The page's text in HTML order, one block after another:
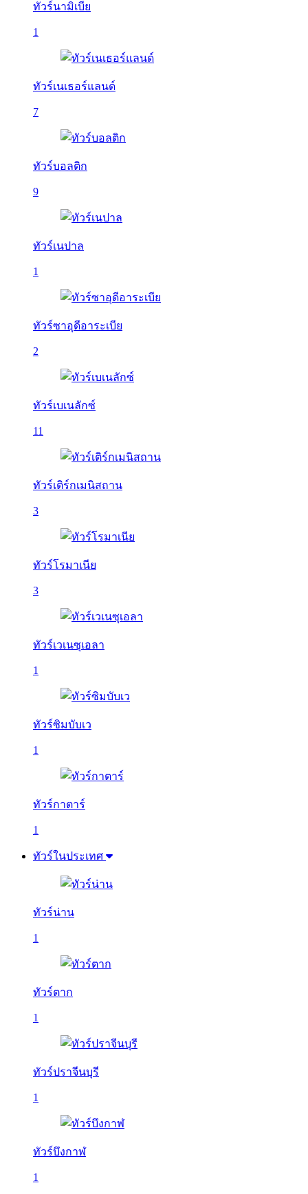
ทัวร์นามิเบีย
1
ทัวร์เนเธอร์แลนด์
7
ทัวร์บอลติก
9
ทัวร์เนปาล
1
ทัวร์ซาอุดีอาระเบีย
2
ทัวร์เบเนลักซ์
11
ทัวร์เติร์กเมนิสถาน
3
ทัวร์โรมาเนีย
3
ทัวร์เวเนซุเอลา
1
ทัวร์ซิมบับเว
1
ทัวร์กาตาร์
1
ทัวร์ในประเทศ
ทัวร์น่าน
1
ทัวร์ตาก
1
ทัวร์ปราจีนบุรี
1
ทัวร์บึงกาฬ
1